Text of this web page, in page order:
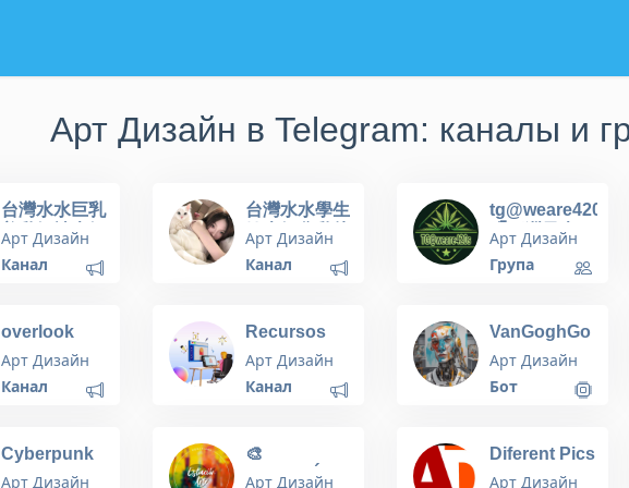
Арт Дизайн в Telegram: каналы и
台灣水水巨乳
美乳奶神大奶
類型
Арт Дизайн
Канал
台灣水水學生
妹大奶貧乳幼
齒可愛類型
Арт Дизайн
Канал
tg@weare420s
🌈亞洲最大
420大麻thc油
地下TG交流
国)Telegram
Арт Дизайн
Група
overlook
Арт Дизайн
Канал
Recursos
Graficos
Premium -
Logotipos
Арт Дизайн
Канал
VanGoghGo
Арт Дизайн
Бот
Cyberpunk
Арт Дизайн
🎨
ESTACIÓN
Арт Дизайн
Diferent Pics
and more...
Арт Дизайн